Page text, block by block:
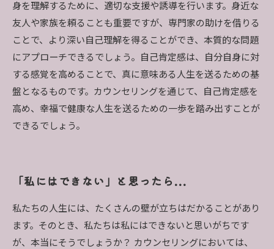
身を理解するために、適切な支援や誘導を行います。身近な
友人や家族を頼ることも重要ですが、専門家の助けを借りる
ことで、より深い自己理解を得ることができ、本質的な問題
にアプローチできるでしょう。自己肯定感は、自分自身に対
する感覚を高めることで、真に意味ある人生を送るための基
盤となるものです。カウンセリングを通じて、自己肯定感を
高め、幸福で健康な人生を送るための一歩を踏み出すことが
できるでしょう。
「私にはできない」と思ったら...
私たちの人生には、たくさんの壁が立ちはだかることがあり
ます。そのとき、私たちは私にはできないと思いがちです
が、本当にそうでしょうか？ カウンセリングにおいては、